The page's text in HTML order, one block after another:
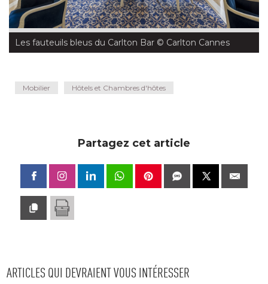
Les fauteuils bleus du Carlton Bar © Carlton Cannes
Mobilier Hôtels et Chambres d'hôtes
Partagez cet article
ARTICLES QUI DEVRAIENT VOUS INTÉRESSER